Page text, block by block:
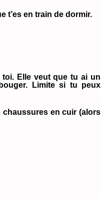
t’es en train de dormir.
toi. Elle veut que tu ai un
Limite si tu peux
chaussures en cuir (alors